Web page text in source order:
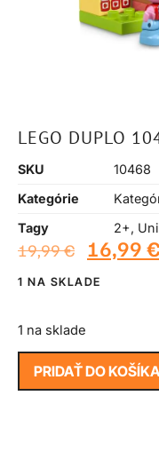
LEGO DUPLO
SKU
10468
Kategórie
Tagy
2+, Uni
19,99€ 16,99 €
1 NA SKLADE
1 na sklade
PRIDAŤ DO KOŠÍKA